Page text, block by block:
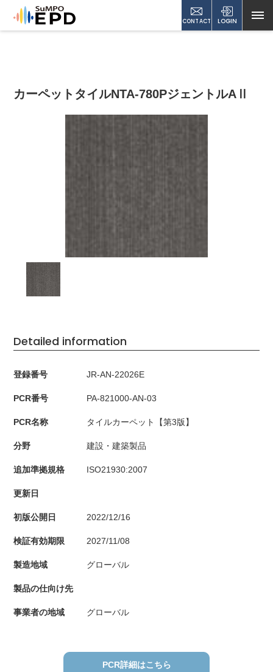
CONTACT LOGIN
カーペットタイルNTA-780PジェントルAⅡ
Detailed information
登録番号 JR-AN-22026E
PCR番号 PA-821000-AN-03
PCR名称 タイルカーペット【第3版】
分野 建設・建築製品
追加準拠規格 ISO21930:2007
更新日
初版公開日 2022/12/16
検証有効期限 2027/11/08
製造地域 グローバル
製品の仕向け先
事業者の地域 グローバル
PCR詳細はこちら